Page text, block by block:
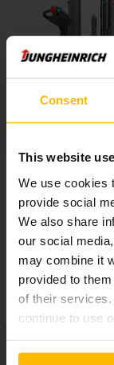
Consent
This website
We use cookies
provide social
We also share
our social
may combine it
provided to
of their
continue to use
nagyobb
raktárban.